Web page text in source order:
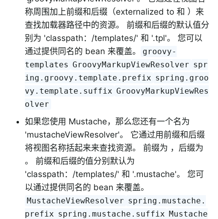
称周围加上前缀和后缀（externalized to 和 ）来
查找加载器路径中的资源。 前缀和后缀的默认值分
别为 'classpath：/templates/' 和 '.tpl'。 您可以
通过提供同名的 bean 来覆盖。
groovy-
templates GroovyMarkupViewResolver spr
ing.groovy.template.prefix spring.groo
vy.template.suffix GroovyMarkupViewRes
olver
如果您使用 Mustache，那么您还有一个名为
'mustacheViewResolver'。 它通过用前缀和后缀
将视图名称括起来来查找资源。 前缀为 ，后缀为
。 前缀和后缀的值分别默认为
'classpath：/templates/' 和 '.mustache'。 您可
以通过提供同名的 bean 来覆盖。
MustacheViewResolver spring.mustache.
prefix spring.mustache.suffix Mustache